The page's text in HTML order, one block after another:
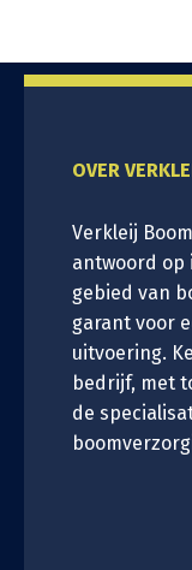
OVER
Verkleij
antwoord op
gebied van
garant voor
uitvoering.
bedrijf, met
de